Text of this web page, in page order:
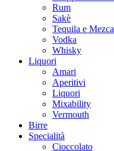
Rum
Sakè
Tequila e
Vodka
Whisky
Liquori
Amari
Aperitivi
Liquori
Mixability
Vermouth
Birre
Specialità
Cioccolato